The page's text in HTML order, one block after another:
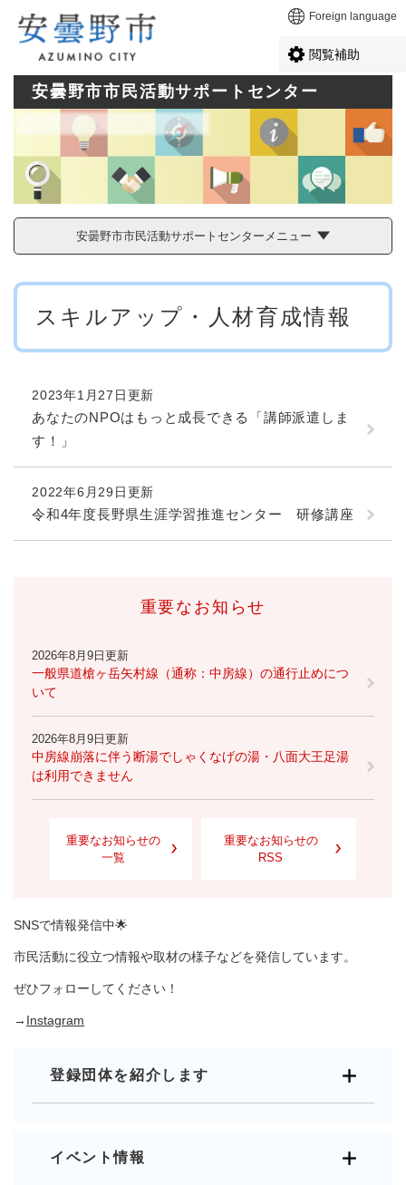
メニューを飛ばして本文へ Foreign language
閲覧補助
安曇野市市民活動サポートセンター
安曇野市市民活動サポートセンターメニュー
本
スキルアップ・人材育成情報
2023年1月27日更新
あなたのNPOはもっと成長できる「講師派遣しま
す！」
2022年6月29日更新
令和4年度長野県生涯学習推進センター 研修講座
重要なお知らせ
2026年8月9日更新
一般県道槍ヶ岳矢村線（通称：中房線）の通行止めにつ
いて
2026年8月9日更新
中房線崩落に伴う断湯でしゃくなげの湯・八面大王足湯
は利用できません
重要なお知らせの
一覧
重要なお知らせの
RSS
SNSで情報発信中🌟
市民活動に役立つ情報や取材の様子などを発信しています。
ぜひフォローしてください！
→ Instagram
登録団体を紹介します
イベント情報